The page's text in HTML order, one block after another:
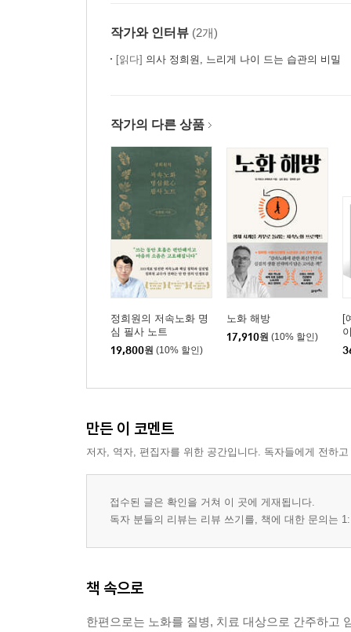
작가와 인터뷰 (2개)
[읽다] 의사 정희원, 느리게 나이 드는 습관의 비밀
작가의 다른 상품
정희원의 저속노화 명
심 필사 노트
19,800원 (10% 할인)
노화 해방
17,910원 (10% 할인)
[
만든 이 코멘트
저자, 역자, 편집자를 위한 공간입니다. 독자들에게 전하
접수된 글은 확인을 거쳐 이 곳에 게재됩니다.
독자 분들의 리뷰는 리뷰 쓰기를, 책에 대한 문의는
책 속으로
한편으로는 노화를 질병, 치료 대상으로 간주하고